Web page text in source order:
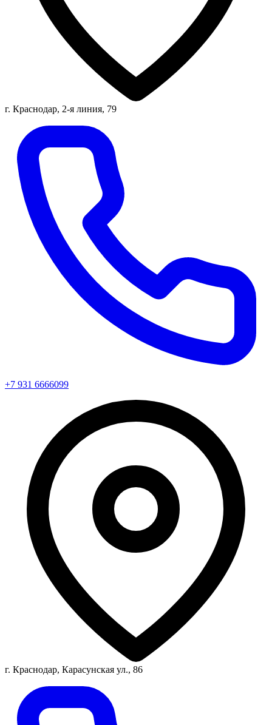
г. Краснодар, 2-я линия, 79
+7 931 6666099
г. Краснодар, Карасунская ул., 86